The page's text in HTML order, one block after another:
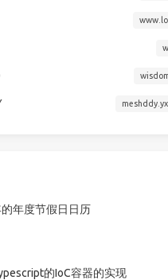
年度节假日日历
的IoC容器的实现